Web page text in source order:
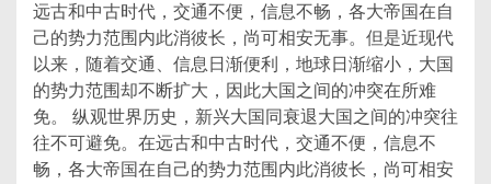
远古和中古时代，交通不便，信息不畅，各大帝国在自
己的势力范围内此消彼长，尚可相安无事。但是近现代
以来，随着交通、信息日渐便利，地球日渐缩小，大国
的势力范围却不断扩大，因此大国之间的冲突在所难
免。 纵观世界历史，新兴大国同衰退大国之间的冲突往
往不可避免。在远古和中古时代，交通不便，信息不
畅，各大帝国在自己的势力范围内此消彼长，尚可相安